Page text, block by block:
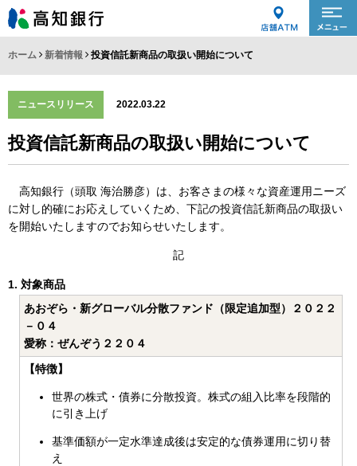
ホーム 新着情報 投資信託新商品の取扱い開始について
ニュースリリース 2022.03.22
投資信託新商品の取扱い開始について
高知銀行（頭取 海治勝彦）は、お客さまの様々な資産運用ニーズ
に対し的確にお応えしていくため、下記の投資信託新商品の取扱い
を開始いたしますのでお知らせいたします。
記
対象商品
あおぞら・新グローバル分散ファンド（限定追加型）２０２２
－０４
愛称：ぜんぞう２２０４
【特徴】
世界の株式・債券に分散投資。株式の組入比率を段階的
に引き上げ
基準価額が一定水準達成後は安定的な債券運用に切り替
え